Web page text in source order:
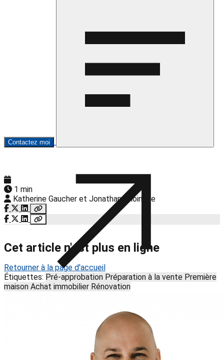
Contactez moi
1 min
Katherine Gaucher et Jonathan Choinière
Cet article n'est plus en ligne
Retourner à la page d'accueil
Étiquettes: Pré-approbation Préparation à la vente Première
maison Achat immobilier Rénovation